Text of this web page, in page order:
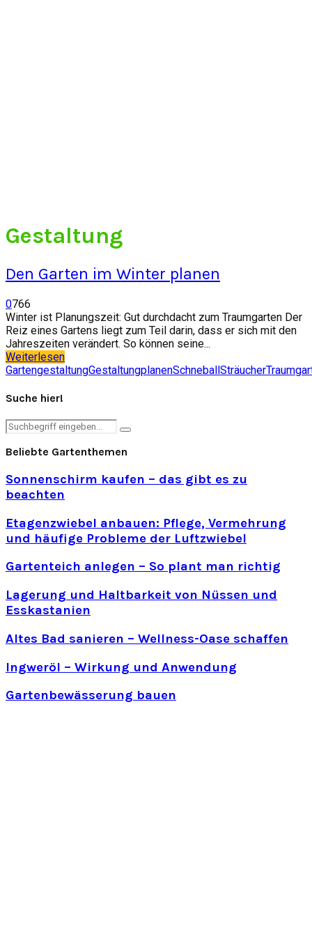
Gestaltung
Den Garten im Winter planen
0766
Winter ist Planungszeit: Gut durchdacht zum Traumgarten Der
Reiz eines Gartens liegt zum Teil darin, dass er sich mit den
Jahreszeiten verändert. So können seine...
Weiterlesen
GartengestaltungGestaltungplanenSchneballSträucher
Suche hier!
Search
Search
Beliebte Gartenthemen
Sonnenschirm kaufen – das gibt es zu
beachten
Etagenzwiebel anbauen: Pflege, Vermehrung
und häufige Probleme der Luftzwiebel
Gartenteich anlegen – So plant man richtig
Lagerung und Haltbarkeit von Nüssen und
Esskastanien
Altes Bad sanieren – Wellness-Oase schaffen
Ingweröl – Wirkung und Anwendung
Gartenbewässerung bauen